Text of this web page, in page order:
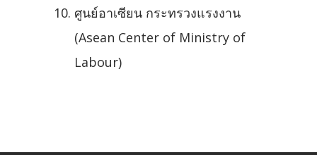
ศูนย์อาเซียน กระทรวงแรงงาน
(Asean Center of Ministry of
Labour)